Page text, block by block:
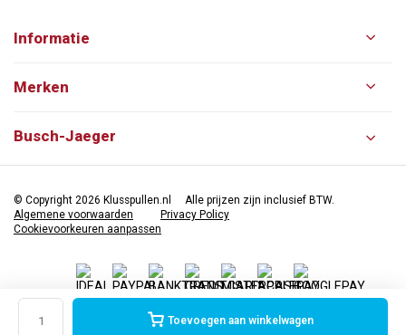
Toevoegen aan winkelwagen
Informatie
Merken
Busch-Jaeger
© Copyright 2026 Klusspullen.nl
Alle prijzen zijn inclusief BTW.
Algemene voorwaarden
Privacy Policy
Cookievoorkeuren aanpassen